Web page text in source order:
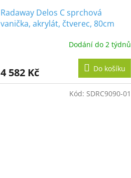
Radaway Delos C sprchová
vanička, akrylát, čtverec, 80cm
Dodání do 2 týdnů
4 582 Kč Do košíku
Kód: SDRC9090-01